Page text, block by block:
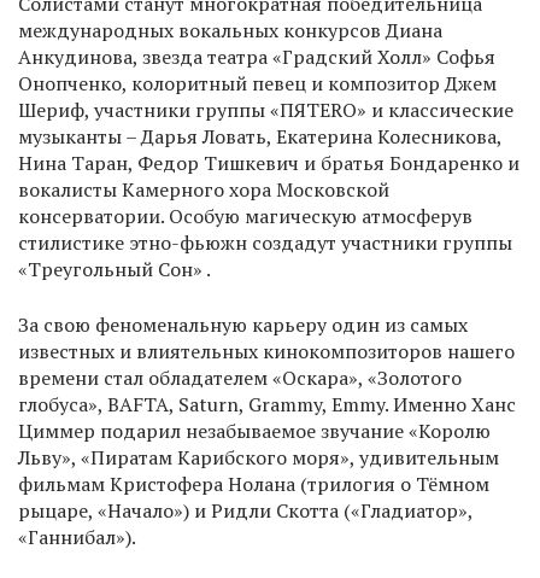
международных вокальных конкурсов Диана
Анкудинова, звезда театра «Градский Холл» Софья
Онопченко, колоритный певец и композитор Джем
Шериф, участники группы «ПЯТЕRO» и классические
музыканты – Дарья Ловать, Екатерина Колесникова,
Нина Таран, Федор Тишкевич и братья Бондаренко и
вокалисты Камерного хора Московской
консерватории. Особую магическую атмосферув
стилистике этно-фьюжн создадут участники группы
«Треугольный Сон» .
За свою феноменальную карьеру один из самых
известных и влиятельных кинокомпозиторов нашего
времени стал обладателем «Оскара», «Золотого
глобуса», BAFTA, Saturn, Grammy, Emmy. Именно Ханс
Циммер подарил незабываемое звучание «Королю
Льву», «Пиратам Карибского моря», удивительным
фильмам Кристофера Нолана (трилогия о Тёмном
рыцаре, «Начало») и Ридли Скотта («Гладиатор»,
«Ганнибал»).